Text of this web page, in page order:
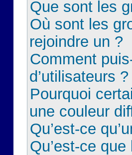
Que sont les
Où sont les
rejoindre un ?
Comment
d’utilisateurs ?
Pourquoi
une couleur
Qu’est-ce
Qu’est-ce